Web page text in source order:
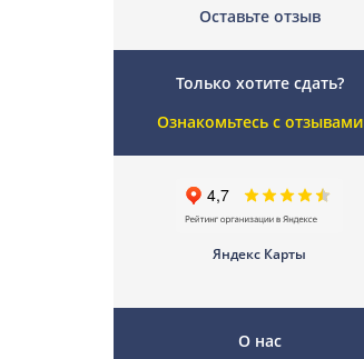
Оставьте отзыв
Только хотите сдать?
Ознакомьтесь с отзывами
Яндекс Карты
О нас